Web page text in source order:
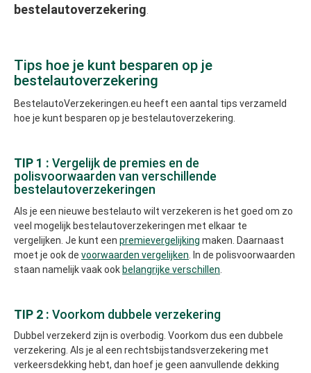
bestelautoverzekering
Tips hoe je kunt besparen op je
bestelautoverzekering
BestelautoVerzekeringen.eu heeft een aantal tips verzameld
hoe je kunt besparen op je bestelautoverzekering.
TIP 1 : Vergelijk de premies en de
polisvoorwaarden van verschillende
bestelautoverzekeringen
Als je een nieuwe bestelauto wilt verzekeren is het goed om zo
veel mogelijk bestelautoverzekeringen met elkaar te
vergelijken. Je kunt een premievergelijking maken. Daarnaast
moet je ook de voorwaarden vergelijken . In de polisvoorwaarden
staan namelijk vaak ookbelangrijke verschillen
TIP 2 : Voorkom dubbele verzekering
Dubbel verzekerd zijn is overbodig. Voorkom dus een dubbele
verzekering. Als je al een rechtsbijstandsverzekering met
verkeersdekking hebt, dan hoef je geen aanvullende dekking